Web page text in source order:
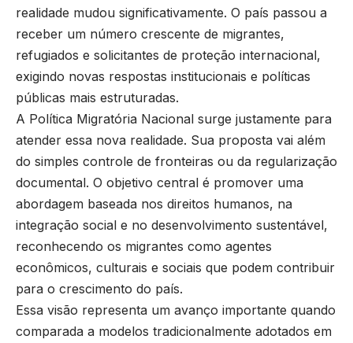
realidade mudou significativamente. O país passou a
receber um número crescente de migrantes,
refugiados e solicitantes de proteção internacional,
exigindo novas respostas institucionais e políticas
públicas mais estruturadas.
A Política Migratória Nacional surge justamente para
atender essa nova realidade. Sua proposta vai além
do simples controle de fronteiras ou da regularização
documental. O objetivo central é promover uma
abordagem baseada nos direitos humanos, na
integração social e no desenvolvimento sustentável,
reconhecendo os migrantes como agentes
econômicos, culturais e sociais que podem contribuir
para o crescimento do país.
Essa visão representa um avanço importante quando
comparada a modelos tradicionalmente adotados em